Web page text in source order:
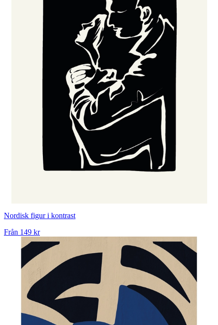
Nordisk figur i kontrast
Från 149 kr